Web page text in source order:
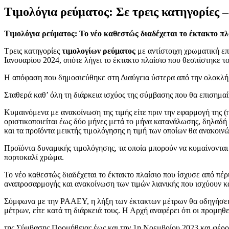
Τιμολόγια ρεύματος: Σε τρεις
Τιμολόγια ρεύματος: Το νέο καθεστώς διαδέχεται το έκτακτο
Τρεις κατηγορίες τιμολογίων ρεύματος με αντίστοιχη χρωματική
Ιανουαρίου 2024, οπότε λήγει το έκτακτο πλαίσιο που θεσπίστηκε
Η απόφαση που δημοσιεύθηκε στη Διαύγεια ύστερα από την
Σταθερά καθ’ όλη τη διάρκεια ισχύος της σύμβασης που θα
Κυμαινόμενα με ανακοίνωση της τιμής είτε πριν την εφαρμογή της
οριστικοποιείται έως δύο μήνες μετά το μήνα κατανάλωσης,
και τα προϊόντα μεικτής τιμολόγησης η τιμή των οποίων θα
Προϊόντα δυναμικής τιμολόγησης, τα οποία μπορούν να
πορτοκαλί χρώμα.
Το νέο καθεστώς διαδέχεται το έκτακτο πλαίσιο που ίσχυσε από
αναπροσαρμογής και ανακοίνωση των τιμών λιανικής που ισχύουν
Σύμφωνα με την ΡΑΑΕΥ, η λήξη των έκτακτων μέτρων θα οδηγήσει
μέτρων, είτε κατά τη διάρκειά τους. Η Αρχή αναφέρει ότι οι